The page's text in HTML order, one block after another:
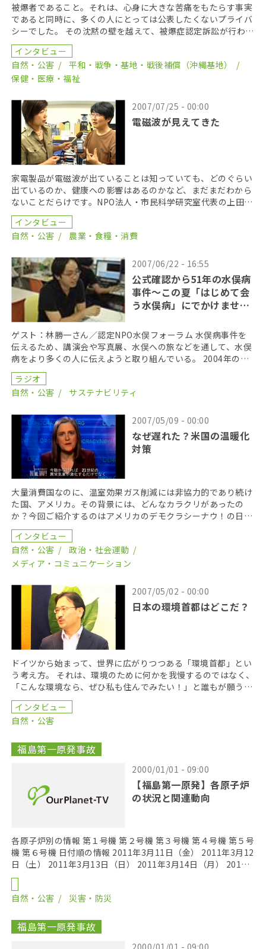
被爆者であること。それは、心身に大きな苦痛をもたらす事実
であると同時に、多くの人にとっては公表したくないプライバ
シーでした。 その沈黙の壁を越えて、被爆症認定訴訟が行われ
ています。戦後60年以上経った今、この裁判にどのよ […]
インタビュー
自然・公害
平和・戦争・基地・戦後補償（沖縄基地）
保健・医療・福祉
2007/07/25 - 00:00
電磁波が見えてきた
家電製品が電磁波が出ていることは知っていても、どのぐらい
出ているのか、健康への影響はあるのかなど、まだまだわから
ないことだらけです。NPO法人・市民科学研究室代表の上田昌
文（ウエダ アキフミ）さんが、 実際に計測器を使っ […]
インタビュー
自然・公害
農業・食糧・消費
2007/06/22 - 16:55
公式確認から51年の水俣病
事件～この夏「はじめて会
う水俣病」にでかけません
ゲスト：林勝一さん／認定NPO水俣フォーラム 水俣病事件を
伝えるため、講演会や写真展、水俣への旅などを通して、水俣
病をより多くの人に伝えようと取り組んでいる。 2004年の最
高裁判決後、患者を取り巻く状況は変わったのだろ […]
ラジオ
自然・公害
サステナビリティ
2007/05/09 - 00:00
なぜ遅れた？米国の温暖化
対策
大量消費国なのに、温室効果ガス削減には非協力的であり続け
た国、アメリカ。その背景には、どんなカラクリがあったの
か？今回ご紹介するのはアメリカのデモクラシーナウ！の日本
語版。温暖化対策が遅れた背景に、大企業や政府による巧み
[…]
インタビュー
自然・公害
政治・社会運動
メディア・コミュニケーション
2007/05/02 - 00:00
日本の環境首都はどこだ？
ドイツから始まって、世界に広がりつつある「環境首都」とい
う考え方。 それは、環境のために何かを我慢するのではなく、
「こんな環境なら、ぜひ私も住んでみたい！」と誰もが願う、
新しい街のスタイル。NPO法人・環境市民代表の杦本 […]
インタビュー
自然・公害
福島第一原発事故
2000/01/01 - 09:00
【福島第一原発】各原子炉
の状況と関連動向
各原子炉別の情報 第１号機 第２号機 第３号機 第４号機 第５号
機 第６号機 日付順の情報 2011年3月11日（金） 2011年3月12
日（土） 2011年3月13日（日） 2011年3月14日（月） 2011
年3月1 […]
自然・公害
災害・防災
福島第一原発事故